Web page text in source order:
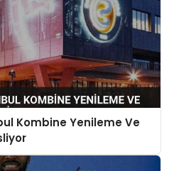
Kombine Yenileme Ve